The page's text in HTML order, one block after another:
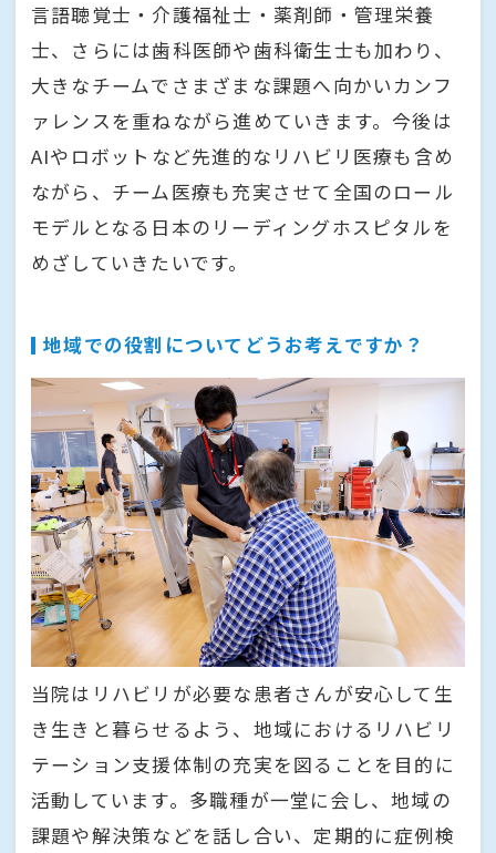
言語聴覚士・介護福祉士・薬剤師・管理栄養
士、さらには歯科医師や歯科衛生士も加わり、
大きなチームでさまざまな課題へ向かいカンフ
ァレンスを重ねながら進めていきます。今後は
AIやロボットなど先進的なリハビリ医療も含め
ながら、チーム医療も充実させて全国のロール
モデルとなる日本のリーディングホスピタルを
めざしていきたいです。
地域での役割についてどうお考えですか？
当院はリハビリが必要な患者さんが安心して生
き生きと暮らせるよう、地域におけるリハビリ
テーション支援体制の充実を図ることを目的に
活動しています。多職種が一堂に会し、地域の
課題や解決策などを話し合い、定期的に症例検